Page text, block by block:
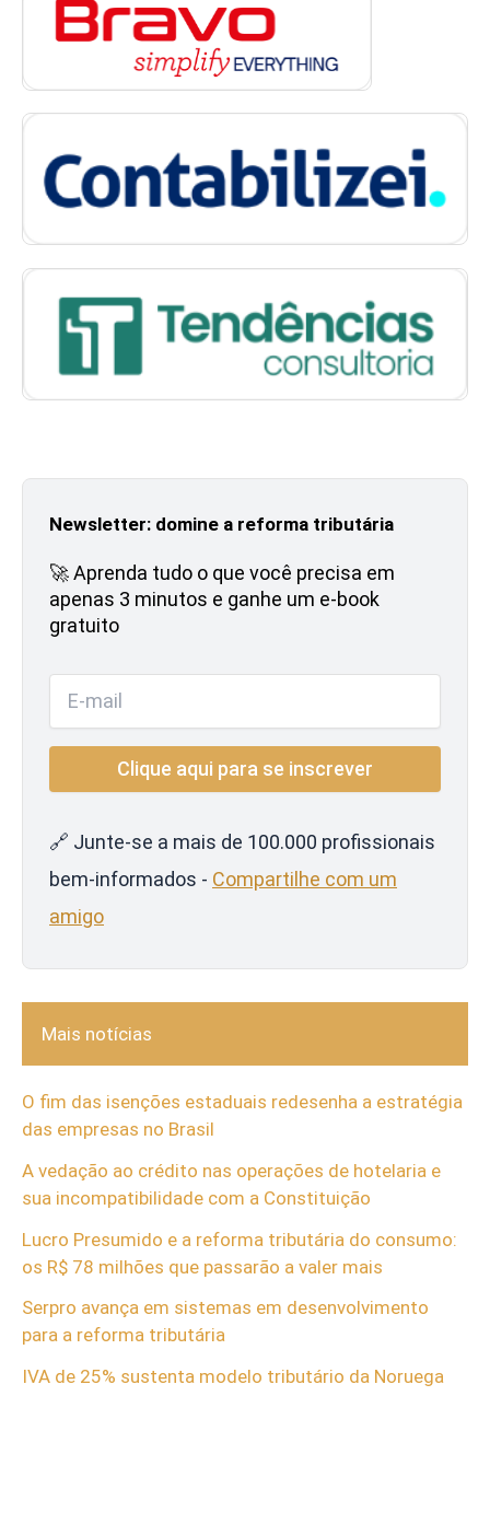
Newsletter: domine a reforma tributária
🚀 Aprenda tudo o que você precisa em
apenas 3 minutos e ganhe um e-book
gratuito
🔗 Junte-se a mais de 100.000 profissionais
bem-informados - Compartilhe com um
amigo
Mais notícias
O fim das isenções estaduais redesenha a estratégia
das empresas no Brasil
A vedação ao crédito nas operações de hotelaria e
sua incompatibilidade com a Constituição
Lucro Presumido e a reforma tributária do consumo:
os R$ 78 milhões que passarão a valer mais
Serpro avança em sistemas em desenvolvimento
para a reforma tributária
IVA de 25% sustenta modelo tributário da Noruega